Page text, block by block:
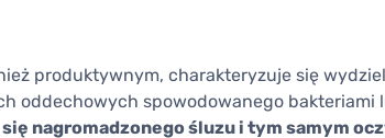
produktywnym, charakteryzuje się
oddechowych spowodowanego bakteriami
się nagromadzonego śluzu i tym samym